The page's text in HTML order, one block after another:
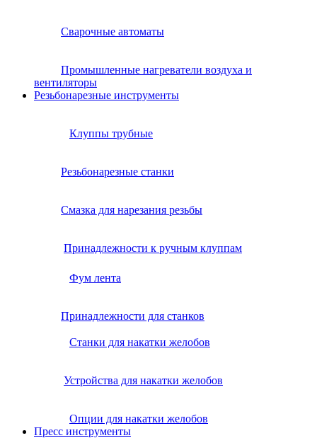
Сварочные автоматы
Промышленные нагреватели воздуха и
вентиляторы
Резьбонарезные инструменты
Клуппы трубные
Резьбонарезные станки
Смазка для нарезания резьбы
Принадлежности к ручным клуппам
Фум лента
Принадлежности для станков
Станки для накатки желобов
Устройства для накатки желобов
Опции для накатки желобов
Пресс инструменты